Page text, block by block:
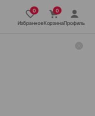
ИзбранноеКорзинаПрофиль